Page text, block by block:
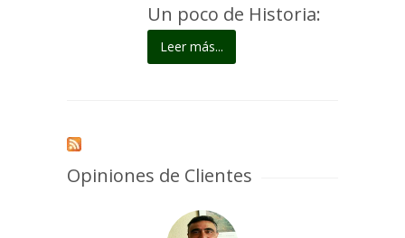
Un poco de Historia:
Leer más...
Opiniones de Clientes